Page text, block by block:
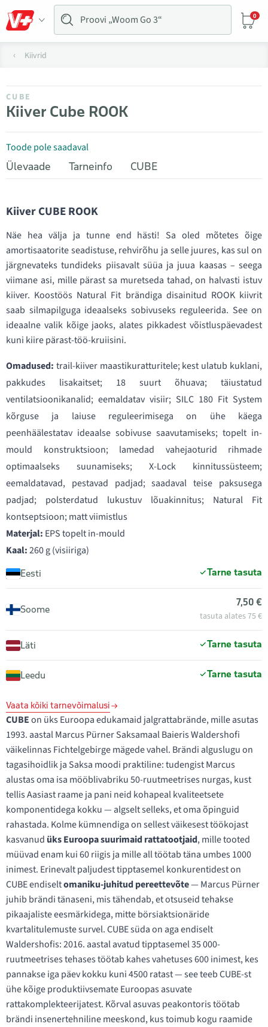
0
Kiivrid
CUBE
Kiiver Cube ROOK
Toode pole saadaval
Ülevaade
Tarneinfo CUBE
Kiiver CUBE ROOK
Näe hea välja ja tunne end hästi! Sa oled mõtetes õige
amortisaatorite seadistuse, rehvirõhu ja selle juures, kas sul on
järgnevateks tundideks piisavalt süüa ja juua kaasas – seega
viimane asi, mille pärast sa muretseda tahad, on halvasti istuv
kiiver. Koostöös Natural Fit brändiga disainitud ROOK kiivrit
saab silmapilguga ideaalseks sobivuseks reguleerida. See on
ideaalne valik kõige jaoks, alates pikkadest võistluspäevadest
kuni kiire pärast-töö-kruiisini.
Omadused: trail-kiiver maastikuratturitele; kest ulatub kuklani,
pakkudes lisakaitset; 18 suurt õhuava; täiustatud
ventilatsioonikanalid; eemaldatav visiir; SILC 180 Fit System
kõrguse ja laiuse reguleerimisega on ühe käega
peenhäälestatav ideaalse sobivuse saavutamiseks; topelt in-
mould konstruktsioon; lamedad vahejaoturid rihmade
optimaalseks suunamiseks; X-Lock kinnitussüsteem;
eemaldatavad, pestavad padjad; saadaval teise paksusega
padjad; polsterdatud lukustuv lõuakinnitus; Natural Fit
kontseptsioon; matt viimistlus
Materjal: EPS topelt in-mould
Kaal:260 g (visiiriga)
Eesti Tarne tasuta
Soome
7,50 €
tasuta alates 75 €
Läti Tarne tasuta
Leedu Tarne tasuta
Vaata kõiki tarnevõimalusi
CUBEon üks Euroopa edukamaid jalgrattabrände, mille asutas
1993. aastal Marcus Pürner Saksamaal Baieris Waldershofi
väikelinnas Fichtelgebirge mägede vahel. Brändi alguslugu on
tagasihoidlik ja Saksa moodi praktiline: tudengist Marcus
alustas oma isa mööblivabriku 50-ruutmeetrises nurgas, kust
tellis Aasiast raame ja pani neid kohapeal kvaliteetsete
komponentidega kokku — algselt selleks, et oma õpinguid
rahastada. Kolme kümnendiga on sellest väikesest töökojast
kasvanud üks Euroopa suurimaid rattatootjaid, mille tooted
müüvad enam kui 60 riigis ja mille all töötab täna umbes 1000
inimest. Erinevalt paljudest tipptasemel konkurentidest on
CUBE endiseltomaniku-juhitud pereettevõte— Marcus Pürner
juhib brändi tänaseni, mis tähendab, et otsuseid tehakse
pikaajaliste eesmärkidega, mitte börsiaktsionäride
kvartalitulemuste survel. CUBE süda on aga endiselt
Waldershofis: 2016. aastal avatud tipptasemel 35 000-
ruutmeetrises tehases töötab kahes vahetuses 600 inimest, kes
pannakse iga päev kokku kuni 4500 ratast — see teeb CUBE-st
ühe kõige produktiivsemate Euroopas asuvate
rattakomplekteerijatest. Kõrval asuvas peakontoris töötab
brändi insenertehniline meeskond, kus toimub kogu raamide